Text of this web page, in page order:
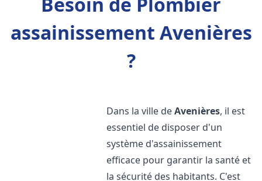
assainissement Avenières
?
Dans la ville deAvenières, il est
essentiel de disposer d'un
système d'assainissement
efficace pour garantir la santé et
la sécurité des habitants. C'est